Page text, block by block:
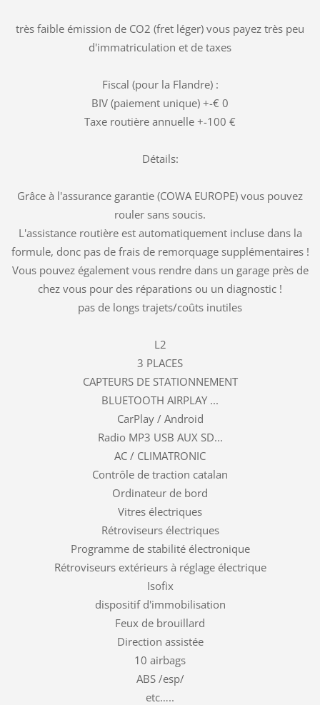
très faible émission de CO2 (fret léger) vous payez très peu
d'immatriculation et de taxes
Fiscal (pour la Flandre) :
BIV (paiement unique) +-€ 0
Taxe routière annuelle +-100 €
Détails:
Grâce à l'assurance garantie (COWA EUROPE) vous pouvez
rouler sans soucis.
L'assistance routière est automatiquement incluse dans la
formule, donc pas de frais de remorquage supplémentaires !
Vous pouvez également vous rendre dans un garage près de
chez vous pour des réparations ou un diagnostic !
pas de longs trajets/coûts inutiles
L2
3 PLACES
CAPTEURS DE STATIONNEMENT
BLUETOOTH AIRPLAY ...
CarPlay / Android
Radio MP3 USB AUX SD...
AC / CLIMATRONIC
Contrôle de traction catalan
Ordinateur de bord
Vitres électriques
Rétroviseurs électriques
Programme de stabilité électronique
Rétroviseurs extérieurs à réglage électrique
Isofix
dispositif d'immobilisation
Feux de brouillard
Direction assistée
10 airbags
ABS /esp/
etc…..